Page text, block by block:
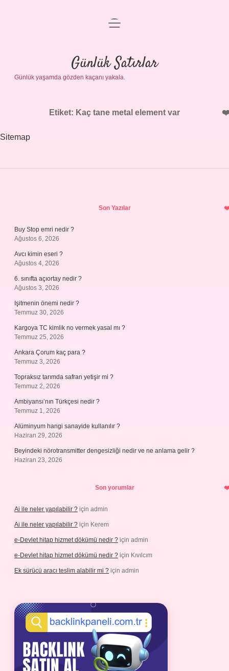
Anasayfa
Gizlilik Politikası
Yasal Uyarı
menüyü
Günlük Satırlar
Günlük yaşamda gözden kaçanı yakala.
Etiket: Kaç tane metal element var
Sitemap
Son Yazılar
Buy Stop emri nedir ?
Ağustos 6, 2026
Avcı kimin eseri ?
Ağustos 4, 2026
6. sınıfta açıortay nedir ?
Ağustos 3, 2026
Işitmenin önemi nedir ?
Temmuz 30, 2026
Kargoya TC kimlik no vermek yasal mı ?
Temmuz 25, 2026
Ankara Çorum kaç para ?
Temmuz 3, 2026
Topraksız tarımda safran yetişir mi ?
Temmuz 2, 2026
Ambiyansı’nın Türkçesi nedir ?
Temmuz 1, 2026
Alüminyum hangi sanayide kullanılır ?
Haziran 29, 2026
Beyindeki nörotransmitter dengesizliği nedir ve ne anlama gelir ?
Haziran 23, 2026
Son yorumlar
Ai ile neler yapılabilir ? için admin
Ai ile neler yapılabilir ? için Kerem
e-Devlet hitap hizmet dökümü nedir ? için admin
e-Devlet hitap hizmet dökümü nedir ? için Kıvılcım
Ek sürücü aracı teslim alabilir mi ? için admin